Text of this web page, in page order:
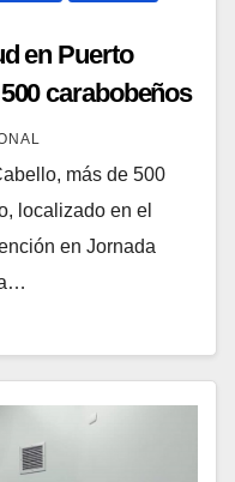
en Puerto
carabobeños
más de 500
localizado en el
en Jornada